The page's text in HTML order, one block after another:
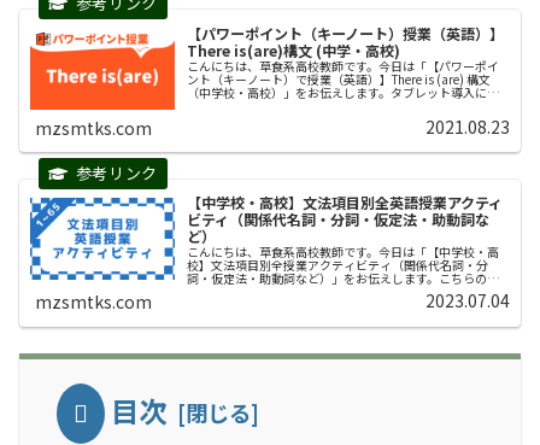
【パワーポイント（キーノート）授業（英語）】
There is(are)構文 (中学・高校)
こんにちは、草食系高校教師です。今日は「【パワーポイ
ント（キーノート）で授業（英語）】There is (are) 構文
（中学校・高校）」をお伝えします。タブレット導入によ
mzsmtks.com 2021.08.23
【中学校・高校】文法項目別全英語授業アクティ
ビティ（関係代名詞・分詞・仮定法・助動詞な
ど）
こんにちは、草食系高校教師です。今日は「【中学校・高
校】文法項目別全授業アクティビティ（関係代名詞・分
詞・仮定法・助動詞など）」をお伝えします。こちらのペ
ージは、現在（２０２３年６月３０日）までに作成した授
mzsmtks.com 2023.07.04
目次